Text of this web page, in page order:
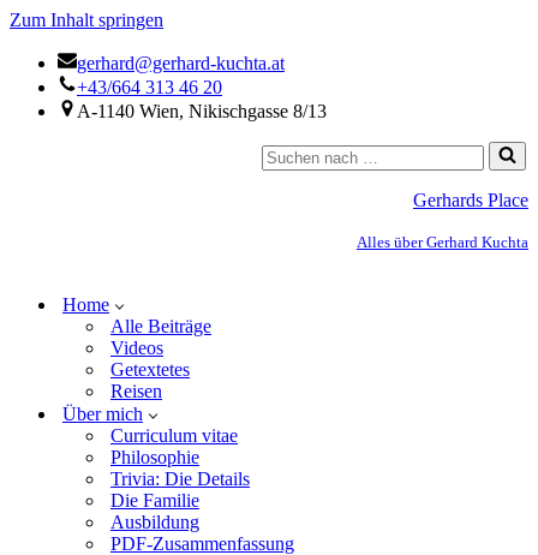
Zum Inhalt springen
gerhard@gerhard-kuchta.at
+43/664 313 46 20
A-1140 Wien, Nikischgasse 8/13
Gerhards Place
Alles über Gerhard Kuchta
Home
Alle Beiträge
Videos
Getextetes
Reisen
Über mich
Curriculum vitae
Philosophie
Trivia: Die Details
Die Familie
Ausbildung
PDF-Zusammenfassung